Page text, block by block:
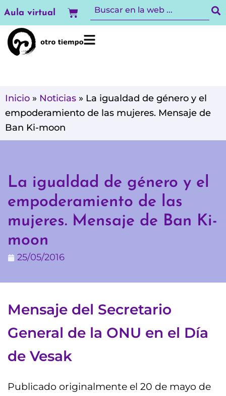
al
contenido
Aula virtual Carrito
Inicio » Noticias » La igualdad de género y el
empoderamiento de las mujeres. Mensaje de
Ban Ki-moon
La igualdad de género y el
empoderamiento de las
mujeres. Mensaje de Ban Ki-
moon
25/05/2016
Mensaje del Secretario
General de la ONU en el Día
de Vesak
Publicado originalmente el 20 de mayo de